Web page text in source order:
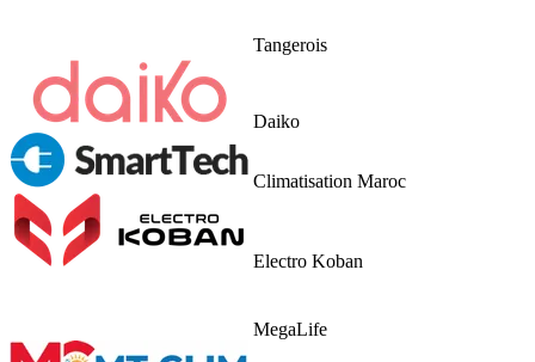
Tangerois
Daiko
Climatisation Maroc
Electro Koban
MegaLife